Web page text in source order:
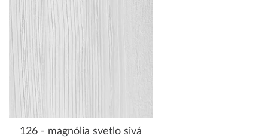
126 - magnólia svetlo sivá